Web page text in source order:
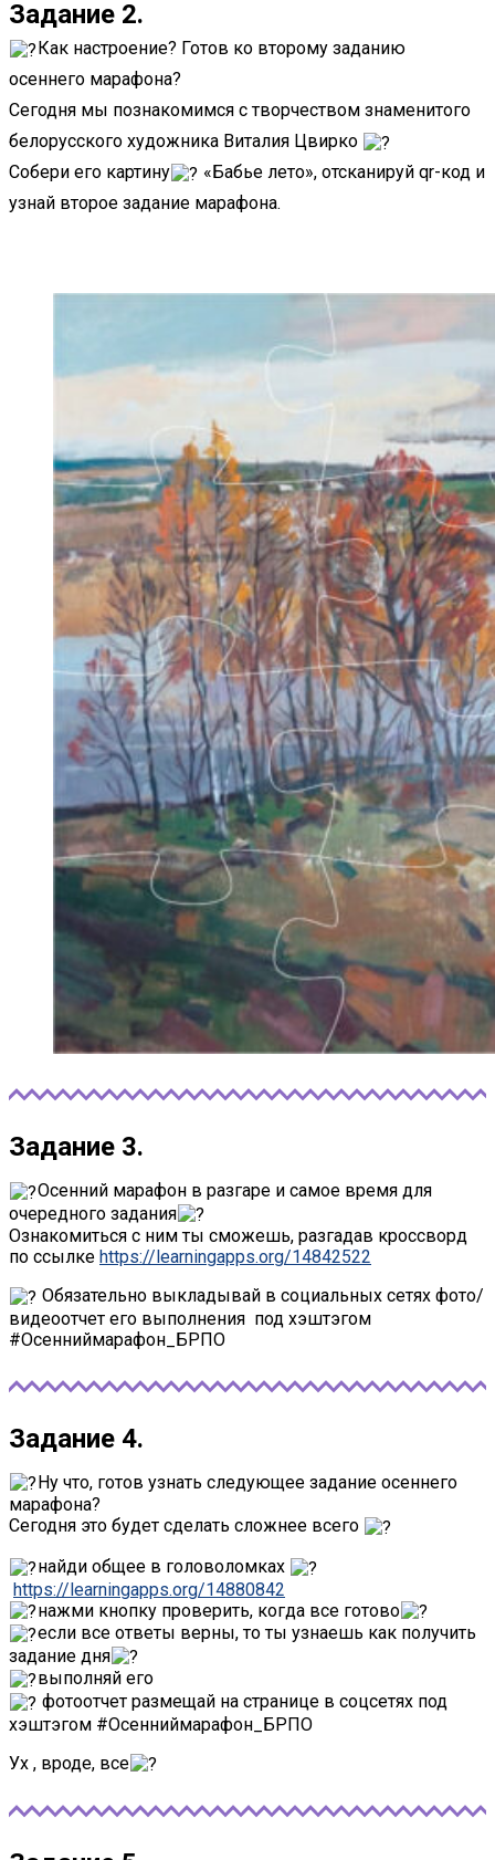
Задание 2.
Как настроение? Готов ко второму заданию
осеннего марафона?
Сегодня мы познакомимся с творчеством знаменитого
белорусского художника Виталия Цвирко
Собери его картину
«Бабье лето», отсканируй qr-код и
узнай второе задание марафона.
Задание 3.
Осенний марафон в разгаре и самое время для
очередного задания
Ознакомиться с ним ты сможешь, разгадав кроссворд
по ссылке https://learningapps.org/14842522
Обязательно выкладывай в социальных сетях фото/
видеоотчет его выполнения под хэштэгом
#Осенниймарафон_БРПО
Задание 4.
Ну что, готов узнать следующее задание осеннего
марафона?
Сегодня это будет сделать сложнее всего
найди общее в головоломках
https://learningapps.org/14880842
нажми кнопку проверить, когда все готово
если все ответы верны, то ты узнаешь как получить
задание дня
выполняй его
фотоотчет размещай на странице в соцсетях под
хэштэгом #Осенниймарафон_БРПО
Ух , вроде, все